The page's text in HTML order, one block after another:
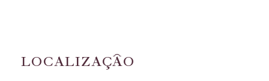
LOCALIZAÇÃO